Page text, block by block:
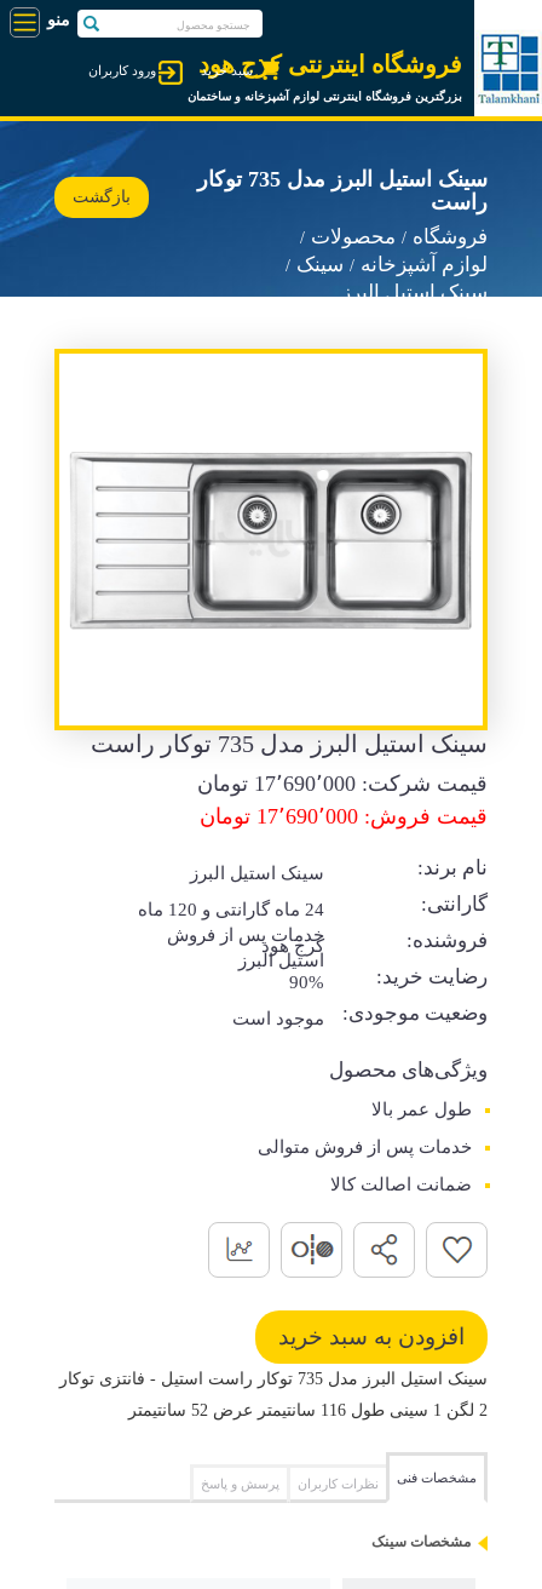
فروشگاه اینترنتی کرج هود
بزرگترین فروشگاه اینترنتی لوازم آشپزخانه و ساختمان
ورود کاربران سبد خرید
سینک استیل البرز مدل 735 توکار
راست
فروشگاه
محصولات
لوازم آشپزخانه
سینک
سینک استیل البرز
بازگشت
سینک استیل البرز مدل 735 توکار راست
قیمت شرکت: 17٬690٬000 تومان
قیمت فروش: 17٬690٬000 تومان
نام برند: سینک استیل البرز
گارانتی:
24 ماه گارانتی و 120 ماه
خدمات پس از فروش
استیل البرز
فروشنده: کرج هود
رضایت خرید: 90%
وضعیت موجودی: موجود است
ویژگی‌های محصول
طول عمر بالا
خدمات پس از فروش متوالی
ضمانت اصالت کالا
سینک استیل البرز مدل 735 توکار راست استیل - فانتزی توکار
2 لگن 1 سینی طول 116 سانتیمتر عرض 52 سانتیمتر
مشخصات فنی نظرات کاربران پرسش و پاسخ
مشخصات سینک